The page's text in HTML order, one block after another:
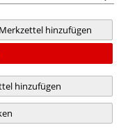
hinzufügen
hinzufügen